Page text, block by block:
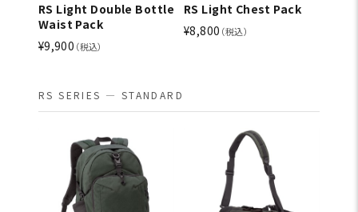
RS Light Double Bottle
Waist Pack
¥9,900 （税込）
RS Light Chest Pack
¥8,800 （税込）
RS SERIES — STANDARD